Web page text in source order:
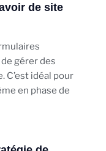
de site
gérer des
C’est idéal pour
en phase de